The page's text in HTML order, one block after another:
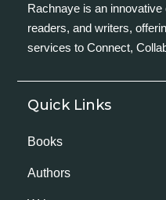
Rachnaye is an
readers, and writers,
services to Connect,
Quick Links
Books
Authors